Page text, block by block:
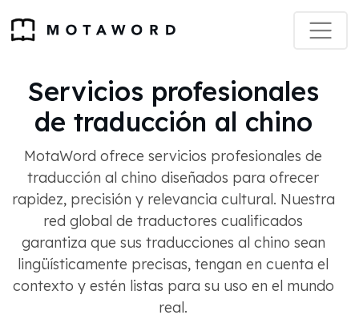
Servicios profesionales
de traducción al chino
MotaWord ofrece servicios profesionales de
traducción al chino diseñados para ofrecer
rapidez, precisión y relevancia cultural. Nuestra
red global de traductores cualificados
garantiza que sus traducciones al chino sean
lingüísticamente precisas, tengan en cuenta el
contexto y estén listas para su uso en el mundo
real.